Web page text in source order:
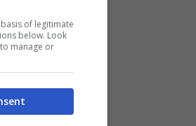
a St.
of legitimate
below. Look
manage or